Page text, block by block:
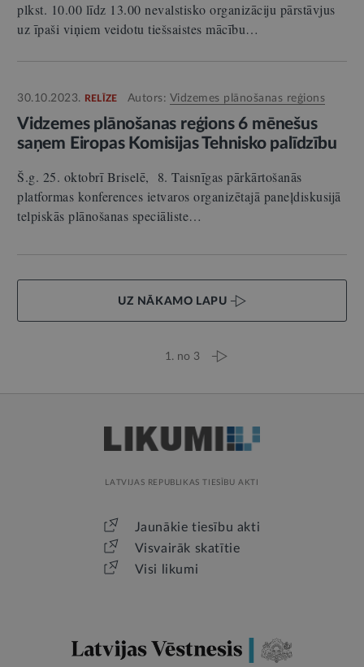
plkst. 10.00 līdz 13.00 nevalstisko organizāciju pārstāvjus
uz īpaši viņiem veidotu tiešsaistes mācību…
30.10.2023. RELĪZE Autors: Vidzemes plānošanas reģions
Vidzemes plānošanas reģions 6 mēnešus
saņem Eiropas Komisijas Tehnisko palīdzību
Š.g. 25. oktobrī Briselē, 8. Taisnīgas pārkārtošanās
platformas konferences ietvaros organizētajā paneļdiskusijā
telpiskās plānošanas speciāliste…
UZ NĀKAMO LAPU
1. no 3
LATVIJAS REPUBLIKAS TIESĪBU AKTI
Jaunākie tiesību akti
Visvairāk skatītie
Visi likumi